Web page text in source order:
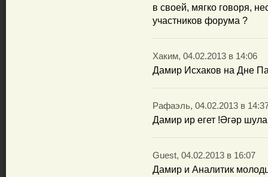
в своей, мягко говоря,
участников форума ?
Хаким, 04.02.2013 в 14:06
Дамир Исхаков на Дне
Рафаэль, 04.02.2013 в
Дамир ир егет !Әгәр
Guest, 04.02.2013 в 16:07
Дамир и Аналитик